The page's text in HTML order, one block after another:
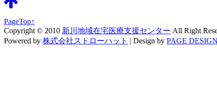
PageTop↑
Copyright © 2010 新川地域在宅医療支援センター All Right
Powered by 株式会社ストローハット | Design by PAGE